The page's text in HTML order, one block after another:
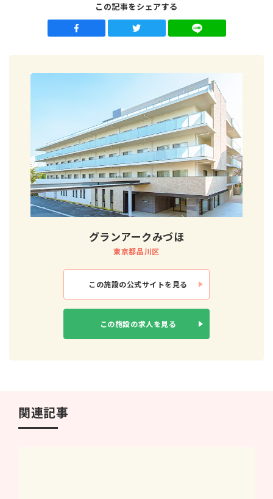
この記事をシェアする
グランアークみづほ
東京都品川区
この施設の公式サイトを見る
この施設の求人を見る
関連記事